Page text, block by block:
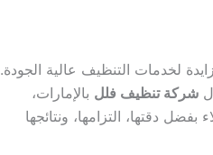
لخدمات التنظيف عالية الجودة.
شركة تنظيف فلل بالإمارات،
دقتها، التزامها، ونتائجها